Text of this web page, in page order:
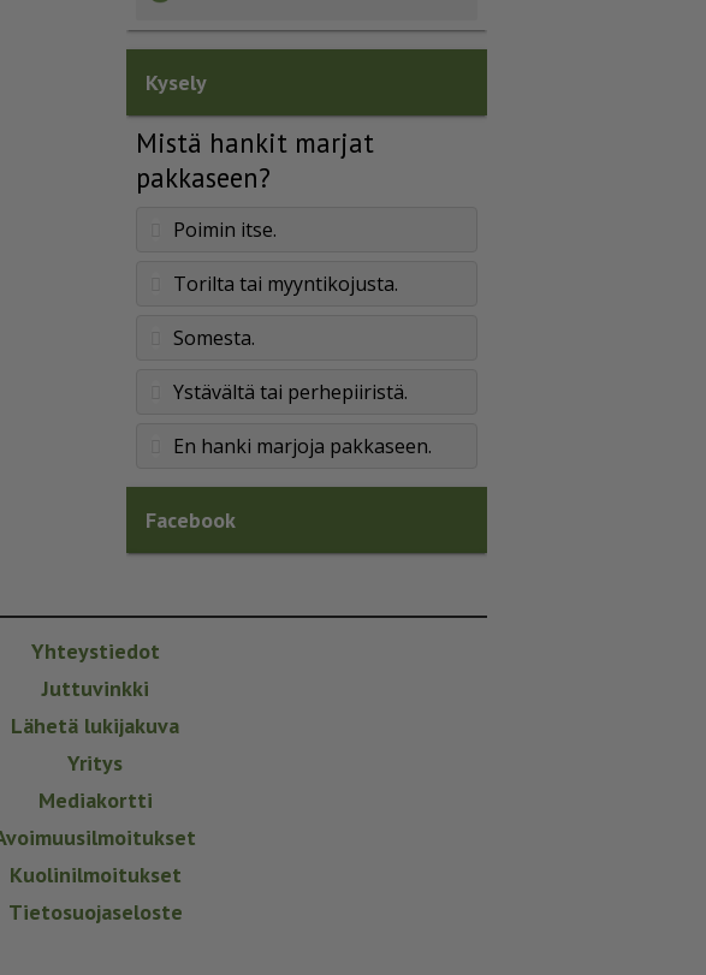
Kysely
Mistä hankit marjat
pakkaseen?
Poimin itse.
Torilta tai myyntikojusta.
Somesta.
Ystävältä tai perhepiiristä.
En hanki marjoja pakkaseen.
Facebook
Yhteystiedot
Juttuvinkki
Lähetä lukijakuva
Yritys
Mediakortti
Kuolinilmoitukset
Tietosuojaseloste